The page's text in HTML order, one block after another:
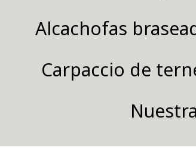
Alcachofas
Carpaccio de